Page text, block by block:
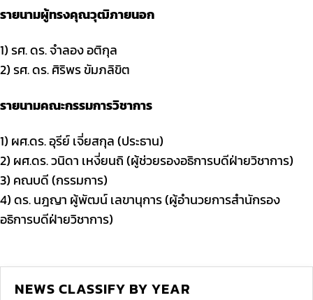
รายนามผู้ทรงคุณวุฒิภายนอก
1) รศ. ดร. จำลอง อติกุล
2) รศ. ดร. ศิริพร ขัมภลิขิต
รายนามคณะกรรมการวิชาการ
1) ผศ.ดร. อุรีย์ เจี่ยสกุล (ประธาน)
2) ผศ.ดร. วนิดา เหงี่ยนถิ (ผู้ช่วยรองอธิการบดีฝ่ายวิชาการ)
3) คณบดี (กรรมการ)
4) ดร. นฎญา ผู้พัฒน์ เลขานุการ (ผู้อำนวยการสำนักรอง
อธิการบดีฝ่ายวิชาการ)
NEWS CLASSIFY BY YEAR